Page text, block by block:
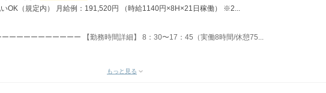
いOK（規定内） 月給例：191,520円 （時給1140円×8H×21日稼働） ※2...
ーーーーーーーーーー 【勤務時間詳細】 8：30〜17：45（実働8時間/休憩75...
もっと見る